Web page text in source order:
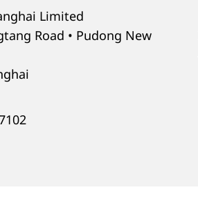
Limited
Road • Pudong New